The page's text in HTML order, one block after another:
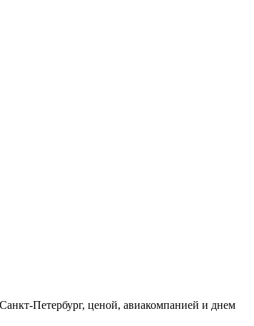
Петербург, ценой, авиакомпанией и днем